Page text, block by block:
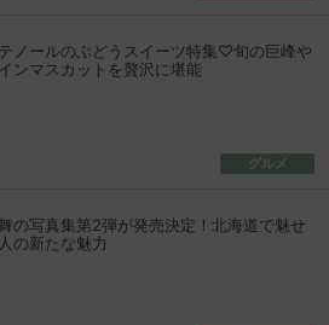
ノールのぶどうスイーツ特集♡旬の巨峰や
ンマスカットを贅沢に堪能
グルメ
の写真集第2弾が発売決定！北海道で魅せ
の新たな魅力